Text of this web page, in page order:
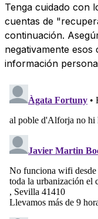
Tenga cuidado con
cuentas de
continuación.
negativamente
información